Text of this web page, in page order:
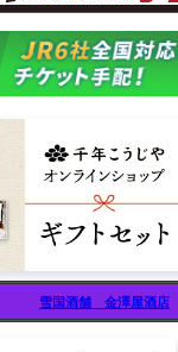
雪国酒舗 金澤屋酒店